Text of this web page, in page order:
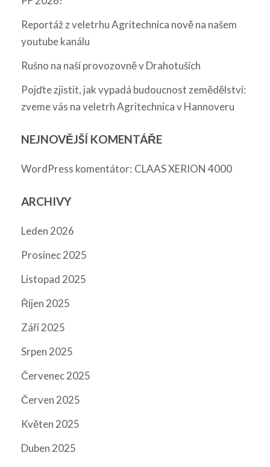
Reportáž z veletrhu Agritechnica nově na našem
youtube kanálu
Rušno na naší provozovně v Drahotuších
Pojďte zjistit, jak vypadá budoucnost zemědělství:
zveme vás na veletrh Agritechnica v Hannoveru
NEJNOVĚJŠÍ KOMENTÁŘE
WordPress komentátor: CLAAS XERION 4000
ARCHIVY
Leden 2026
Prosinec 2025
Listopad 2025
Říjen 2025
Září 2025
Srpen 2025
Červenec 2025
Červen 2025
Květen 2025
Duben 2025